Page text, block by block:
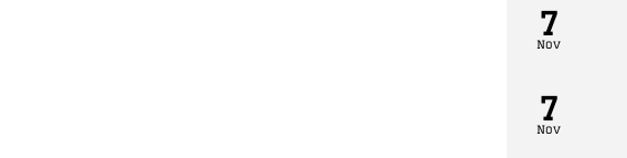
7
Nov
7
Nov